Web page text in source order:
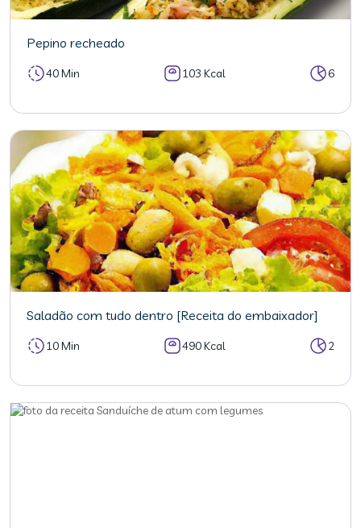
Pepino recheado
40 Min 103 Kcal 6
Saladão com tudo dentro [Receita do embaixador]
10 Min 490 Kcal 2